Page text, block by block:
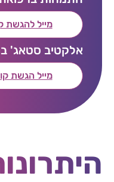
מייל להגשת
אלקטיב סטאג'
מייל הגשת